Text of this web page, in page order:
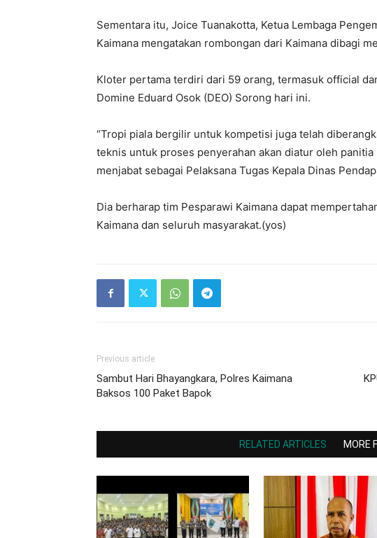
Sementara itu, Joice Tuanakotta, Ketua Lembaga
Kaimana mengatakan rombongan dari Kaimana dibagi
Kloter pertama terdiri dari 59 orang, termasuk official
Domine Eduard Osok (DEO) Sorong hari ini.
“Tropi piala bergilir untuk kompetisi juga telah
teknis untuk proses penyerahan akan diatur oleh panitia
menjabat sebagai Pelaksana Tugas Kepala Dinas
Dia berharap tim Pesparawi Kaimana dapat
Kaimana dan seluruh masyarakat.(yos)
Previous article
Sambut Hari Bhayangkara, Polres Kaimana
Baksos 100 Paket Bapok
RELATED ARTICLES MORE